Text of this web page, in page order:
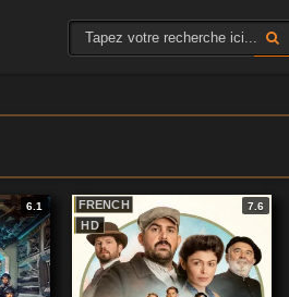
6.1
HD
FRENCH 7.6